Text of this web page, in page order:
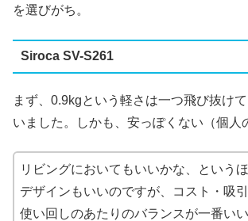
を選びがち。
Siroca SV-S261
まず、0.9kgという軽さは一つ飛び抜け
いました。しかも、安っぽくない（個人
リビングにおいてもいいかな、という
デザインもいいのですが、コスト・吸引
使い回しのあたりのバランスが一番いい